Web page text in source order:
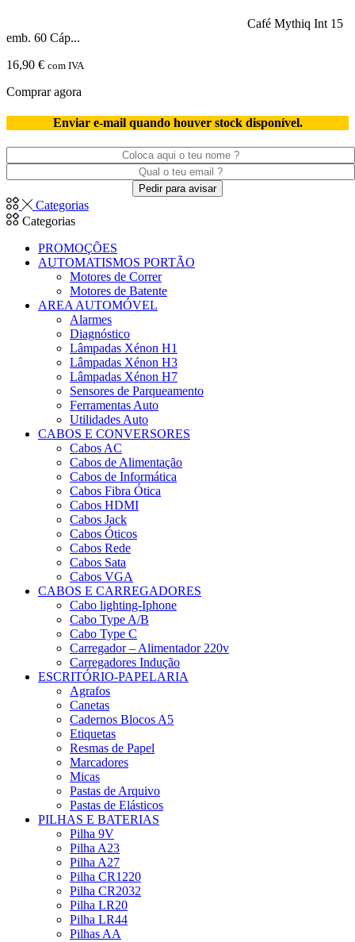
Café Mythiq Int 15
emb. 60 Cáp...
16,90 € com IVA
Comprar agora
Enviar e-mail quando houver stock disponível.
Categorias
Categorias
PROMOÇÕES
AUTOMATISMOS PORTÃO
Motores de Correr
Motores de Batente
AREA AUTOMÓVEL
Alarmes
Diagnóstico
Lâmpadas Xénon H1
Lâmpadas Xénon H3
Lâmpadas Xénon H7
Sensores de Parqueamento
Ferramentas Auto
Utilidades Auto
CABOS E CONVERSORES
Cabos AC
Cabos de Alimentação
Cabos de Informática
Cabos Fibra Ótica
Cabos HDMI
Cabos Jack
Cabos Óticos
Cabos Rede
Cabos Sata
Cabos VGA
CABOS E CARREGADORES
Cabo lighting-Iphone
Cabo Type A/B
Cabo Type C
Carregador – Alimentador 220v
Carregadores Indução
ESCRITÓRIO-PAPELARIA
Agrafos
Canetas
Cadernos Blocos A5
Etiquetas
Resmas de Papel
Marcadores
Micas
Pastas de Arquivo
Pastas de Elásticos
PILHAS E BATERIAS
Pilha 9V
Pilha A23
Pilha A27
Pilha CR1220
Pilha CR2032
Pilha LR20
Pilha LR44
Pilhas AA